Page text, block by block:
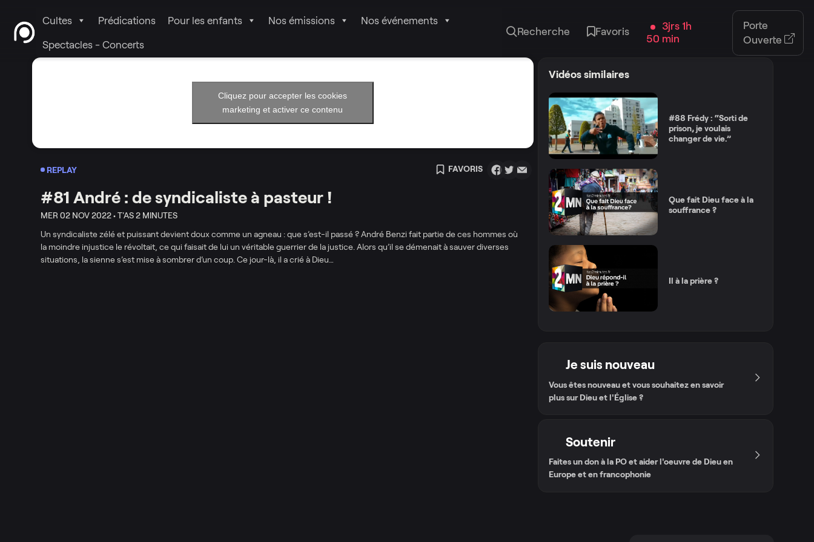
Cultes Prédications Pour les enfants Nos émissions Nos événements
Spectacles - Concerts
Recherche Favoris
3jrs 1h
50 min
Porte
Ouverte
Cliquez pour accepter les cookies
marketing et activer ce contenu
REPLAY FAVORIS
#81 André : de syndicaliste à pasteur !
MER 02 NOV 2022 • T'AS 2 MINUTES
Un syndicaliste zélé et puissant devient doux comme un agneau : que s’est-il passé ? André Benzi fait partie de ces hommes où
la moindre injustice le révoltait, ce qui faisait de lui un véritable guerrier de la justice. Alors qu’il se démenait à sauver diverses
situations, la sienne s’est mise à sombrer d’un coup. Ce jour-là, il a crié à Dieu…
Vidéos similaires
#88 Frédy : “Sorti de
prison, je voulais
changer de vie.”
Que fait Dieu face à la
souffrance ?
Il à la prière ?
Je suis nouveau
Vous êtes nouveau et vous souhaitez en savoir
plus sur Dieu et l'Église ?
Soutenir
Faites un don à la PO et aider l'oeuvre de Dieu en
Europe et en francophonie